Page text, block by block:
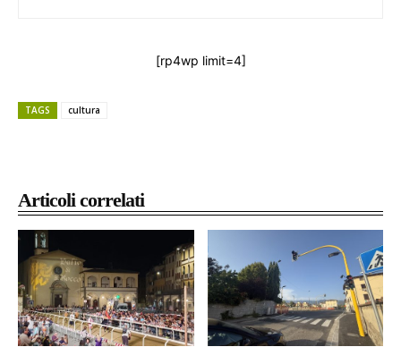
Articoli correlati
[rp4wp limit=4]
TAGS cultura